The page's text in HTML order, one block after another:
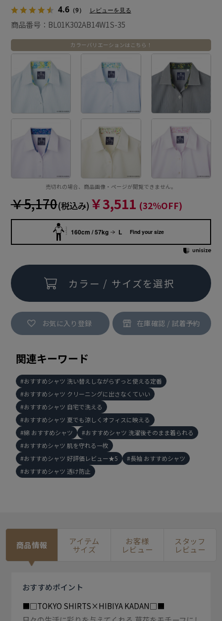
4.6（9） レビューを見る
商品番号：BL01K302AB14W1S-35
カラーバリエーションはこちら！
売切れの場合、商品画像・ページが閲覧できません。
￥5,170(税込み) ￥3,511 (32%OFF)
160cm / 57kg L Find your size
カラー / サイズを選択
お気に入り登録
関連キーワード
おすすめシャツ 洗い替えしながらずっと使える定番
おすすめシャツ クリーニングに出さなくていい
おすすめシャツ 自宅で洗える
おすすめシャツ 夏でも涼しくオフィスに映える
綿 おすすめシャツ
おすすめシャツ 洗濯後そのまま着られる
おすすめシャツ 肌を守れる一枚
おすすめシャツ 好評価レビュー★5
長袖 おすすめシャツ
おすすめシャツ 透け防止
商品情報 アイテム
サイズ
お客様
レビュー
スタッフ
レビュー
おすすめポイント
■□TOKYO SHIRTS×HIBIYA KADAN□■